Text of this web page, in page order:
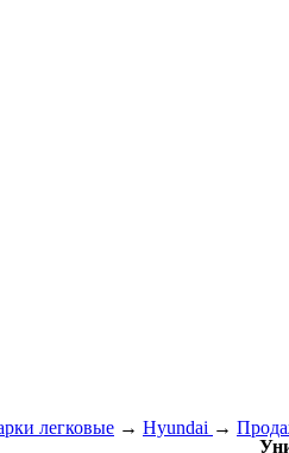
легковые → Hyundai →